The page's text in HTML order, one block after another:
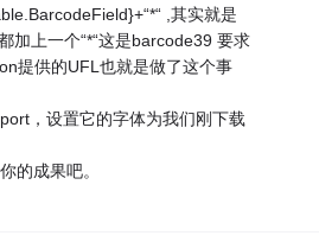
,其实就是
加上一个“*“这是barcode39 要求
提供的UFL也就是做了这个事
，设置它的字体为我们刚下载
的成果吧。